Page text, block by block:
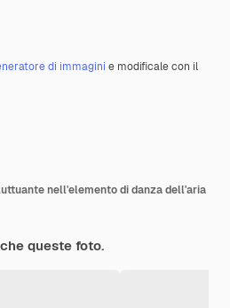
di immagini e modificale con il
nell'elemento di danza dell'aria
queste foto.